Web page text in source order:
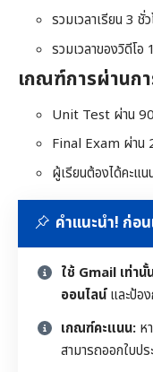
รวมเวลาเรียน 3 ชั่
รวมเวลาของวิดีโอ
เกณฑ์การผ่านก
Unit Test ผ่าน
Final Exam ผ่าน
ผู้เรียนต้องได้คะแ
คำแนะนำ! ก่อ
ใช้ Gmail เท่านั้
ออนไลน์และป้อ
เกณฑ์คะแนน: ห
สามารถออกใบป